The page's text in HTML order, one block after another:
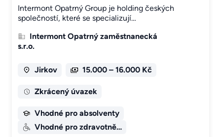
Intermont Opatrný Group je holding českých
společností, které se specializují…
Intermont Opatrný zaměstnanecká
s.r.o.
Jirkov 15.000 – 16.000 Kč
Zkrácený úvazek
Vhodné pro absolventy
Vhodné pro zdravotně…